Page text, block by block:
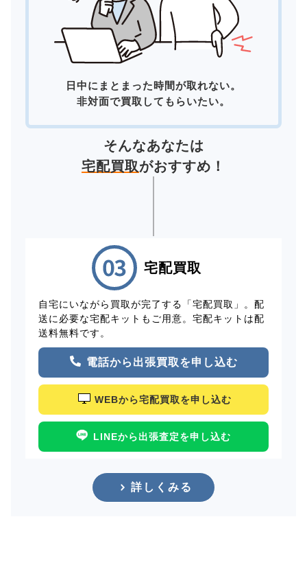
日中にまとまった時間が取れない。
非対面で買取してもらいたい。
そんなあなたは
宅配買取がおすすめ！
宅配買取
自宅にいながら買取が完了する「宅配買取」。配
送に必要な宅配キットもご用意。宅配キットは配
送料無料です。
電話から出張買取を申し込む
WEBから宅配買取を申し込む
LINEから出張査定を申し込む
詳しくみる